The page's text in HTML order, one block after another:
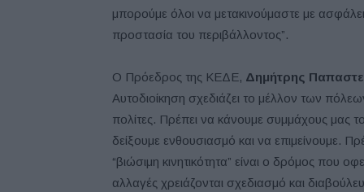
μπορούμε όλοι να μετακινούμαστε με
προστασία του περιβάλλοντος”.
Ο Πρόεδρος της ΚΕΔΕ, Δημήτρης
Αυτοδιοίκηση σχεδιάζει το μέλλον των
πολίτες. Πρέπει να κάνουμε συμμάχους μας
δείξουμε ενθουσιασμό και να επιμείνουμε.
“βιώσιμη κινητικότητα” είναι ο δρόμος που
αλλαγές χρειάζονται σχεδιασμό και